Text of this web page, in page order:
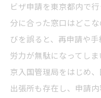
ビザ申請を東京都内で
分に合った窓口はどこ
びを誤ると、再申請や
労力が無駄になってし
京入国管理局をはじめ
出張所も存在し、申請